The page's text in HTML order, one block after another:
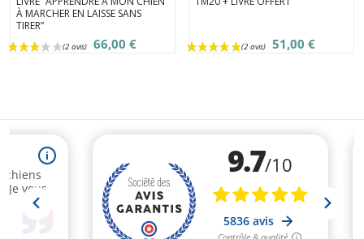
À MARCHER EN LAISSE SANS
TIRER”
66,00 € 51,00 €